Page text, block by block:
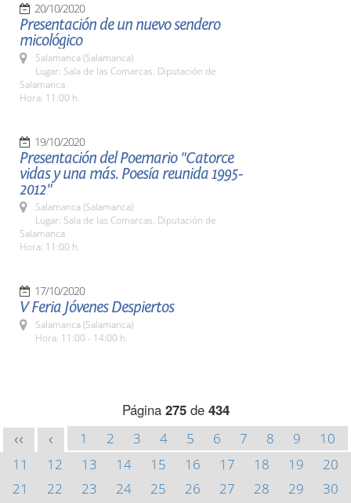
20/10/2020
Presentación de un nuevo sendero
micológico
Salamanca (Salamanca)
Lugar: Sala de las Comarcas. Diputación de
Salamanca
Hora: 11:00 h.
19/10/2020
Presentación del Poemario "Catorce
vidas y una más. Poesía reunida 1995-
2012"
Salamanca (Salamanca)
Lugar: Sala de las Comarcas. Diputación de
Salamanca
Hora: 11:00 h.
17/10/2020
V Feria Jóvenes Despiertos
Salamanca (Salamanca)
Hora: 11:00 - 14:00 h.
Página 275de 434
<< < 1 2 3 4 5 6 7 8 9
10
11
12 13 14 15 16 17 18 19
20
21
22 23 24 25 26 27 28 29
30